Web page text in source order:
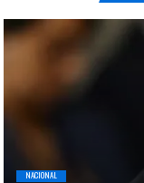
NACIONAL